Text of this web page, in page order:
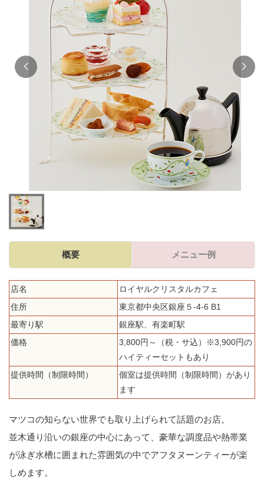
概要 メニュー例
店名
ロイヤルクリスタルカフェ
住所
東京都中央区銀座５-4-6 B1
最寄り駅
銀座駅、有楽町駅
価格
3,800円～（税・サ込）※3,900円の
ハイティーセットもあり
提供時間（制限時間）
個室は提供時間（制限時間）があり
ます
マツコの知らない世界でも取り上げられて話題のお店。
並木通り沿いの銀座の中心にあって、豪華な調度品や熱帯業
が泳ぎ水槽に囲まれた雰囲気の中でアフタヌーンティーが楽
しめます。